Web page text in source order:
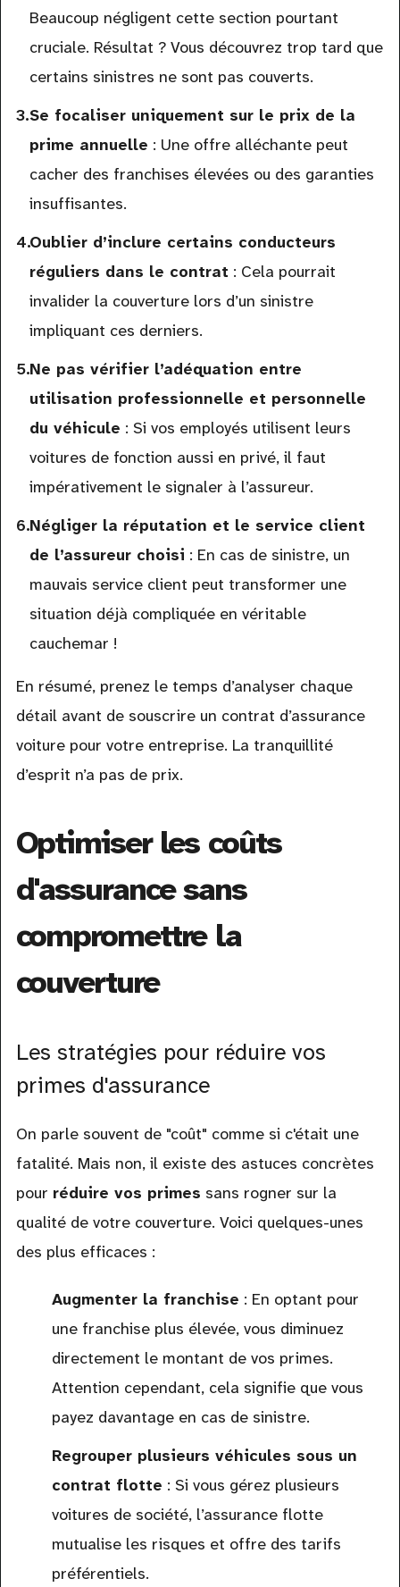
Beaucoup négligent cette section pourtant
cruciale. Résultat ? Vous découvrez trop tard que
certains sinistres ne sont pas couverts.
Se focaliser uniquement sur le prix de la
prime annuelle : Une offre alléchante peut
cacher des franchises élevées ou des garanties
insuffisantes.
Oublier d’inclure certains conducteurs
réguliers dans le contrat : Cela pourrait
invalider la couverture lors d’un sinistre
impliquant ces derniers.
Ne pas vérifier l’adéquation entre
utilisation professionnelle et personnelle
du véhicule : Si vos employés utilisent leurs
voitures de fonction aussi en privé, il faut
impérativement le signaler à l’assureur.
Négliger la réputation et le service client
de l’assureur choisi : En cas de sinistre, un
mauvais service client peut transformer une
situation déjà compliquée en véritable
cauchemar !
En résumé, prenez le temps d’analyser chaque
détail avant de souscrire un contrat d’assurance
voiture pour votre entreprise. La tranquillité
d’esprit n’a pas de prix.
Optimiser les coûts
d'assurance sans
compromettre la
couverture
Les stratégies pour réduire vos
primes d'assurance
On parle souvent de "coût" comme si c'était une
fatalité. Mais non, il existe des astuces concrètes
pour réduire vos primes sans rogner sur la
qualité de votre couverture. Voici quelques-unes
des plus efficaces :
Augmenter la franchise : En optant pour
une franchise plus élevée, vous diminuez
directement le montant de vos primes.
Attention cependant, cela signifie que vous
payez davantage en cas de sinistre.
Regrouper plusieurs véhicules sous un
contrat flotte : Si vous gérez plusieurs
voitures de société, l’assurance flotte
mutualise les risques et offre des tarifs
préférentiels.